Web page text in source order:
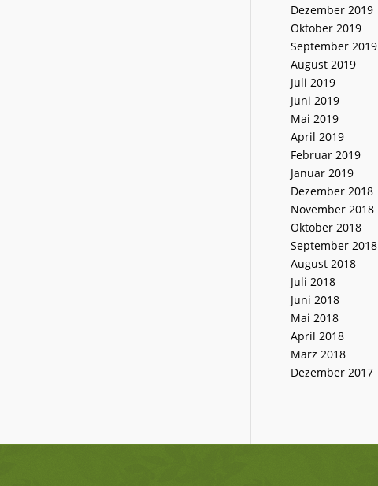
Dezember 2019
Oktober 2019
September 2019
August 2019
Juli 2019
Juni 2019
Mai 2019
April 2019
Februar 2019
Januar 2019
Dezember 2018
November 2018
Oktober 2018
September 2018
August 2018
Juli 2018
Juni 2018
Mai 2018
April 2018
März 2018
Dezember 2017